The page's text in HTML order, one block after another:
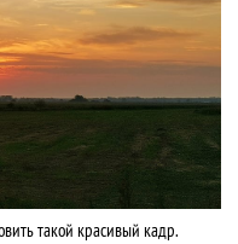
такой красивый кадр.